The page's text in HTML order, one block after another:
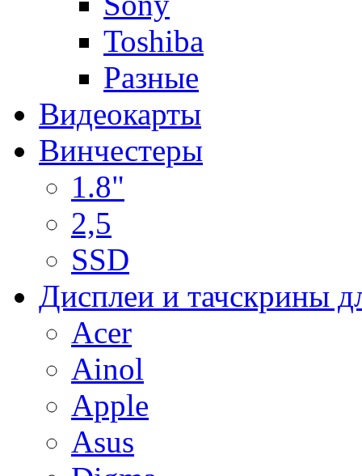
Toshiba
Разные
Видеокарты
Винчестеры
1.8"
2,5
SSD
Дисплеи и тачскрины
Acer
Ainol
Apple
Asus